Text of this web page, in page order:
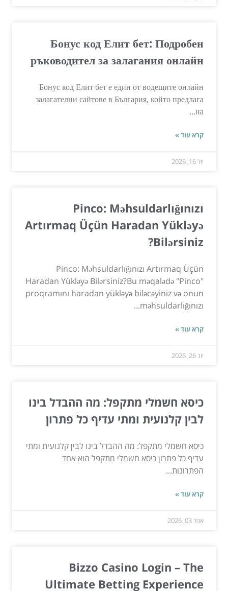
Бонус код Елит бет: Подробен
ръководител за залагания онлайн
Бонус код Елит бет е един от водещите онлайн
залагателни сайтове в България, който предлага
на...
קרא עוד »
יול 16, 2026
Pinco: Məhsuldarlığınızı
Artırmaq Üçün Haradan Yükləyə
Bilərsiniz?
Pinco: Məhsuldarlığınızı Artırmaq Üçün
Haradan Yükləyə Bilərsiniz?Bu məqalədə "Pinco"
proqramını haradan yükləyə biləcəyiniz və onun
məhsuldarlığınızı...
קרא עוד »
יונ 26, 2026
כיסא חשמלי מתקפל: מה ההבדל בינו
לבין קלנועית ומתי עדיף כל פתרון
כיסא חשמלי מתקפל: מה ההבדל בינו לבין קלנועית ומתי
עדיף כל פתרון כיסא חשמלי מתקפל הוא אחד
הפתרונות...
קרא עוד »
אפר 03, 2026
Bizzo Casino Login – The
Ultimate Betting Experience